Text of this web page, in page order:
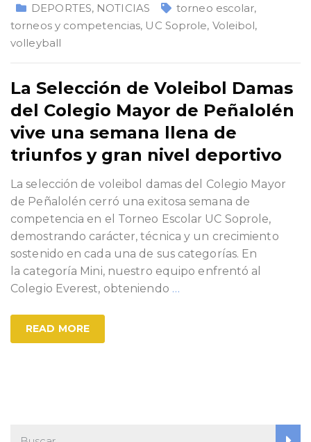
DEPORTES, NOTICIAS torneo escolar,
torneos y competencias, UC Soprole, Voleibol,
volleyball
La Selección de Voleibol Damas
del Colegio Mayor de Peñalolén
vive una semana llena de
triunfos y gran nivel deportivo
La selección de voleibol damas del Colegio Mayor
de Peñalolén cerró una exitosa semana de
competencia en el Torneo Escolar UC Soprole,
demostrando carácter, técnica y un crecimiento
sostenido en cada una de sus categorías. En
la categoría Mini, nuestro equipo enfrentó al
Colegio Everest, obteniendo …
READ MORE